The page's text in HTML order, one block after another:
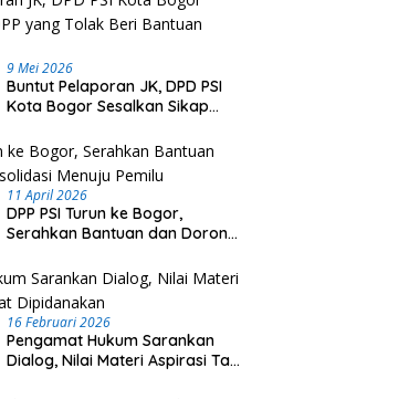
9 Mei 2026
Buntut Pelaporan JK, DPD PSI
Kota Bogor Sesalkan Sikap
Hukum
11 April 2026
DPP PSI Turun ke Bogor,
Serahkan Bantuan dan Dorong
16 Februari 2026
Pengamat Hukum Sarankan
Dialog, Nilai Materi Aspirasi Tak